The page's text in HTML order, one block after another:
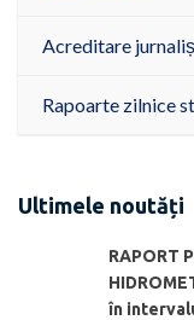
Acreditare
Rapoarte zilnice
Ultimele noutăți
RAPORT
în